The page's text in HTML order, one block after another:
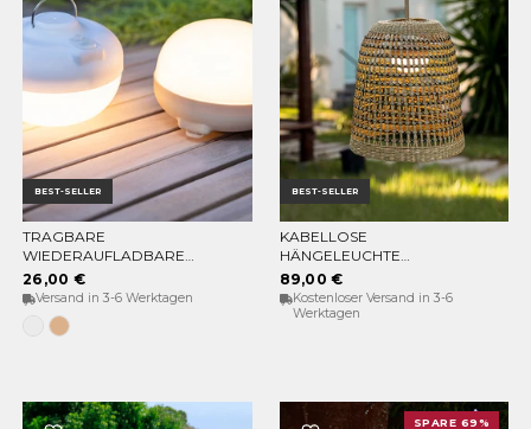
BEST-SELLER
OPTIONEN WÄHLEN
TRAGBARE
WIEDERAUFLADBARE
GLÜHBIRNE CHERRY
26,00 €
Versand in 3-6 Werktagen
WeissBeige
BEST-SELLER
IN DEN WARENKORB
KABELLOSE
HÄNGELEUCHTE
POSITANO
89,00 €
Kostenloser Versand in 3-6
Werktagen
SPARE 69%